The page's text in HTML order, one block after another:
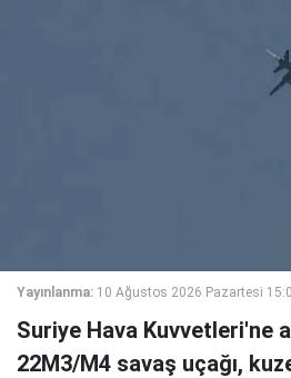
Yayınlanma: 10 Ağustos 2026 Pazartesi
Suriye Hava Kuvvetleri'ne
22M3/M4 savaş uçağı,